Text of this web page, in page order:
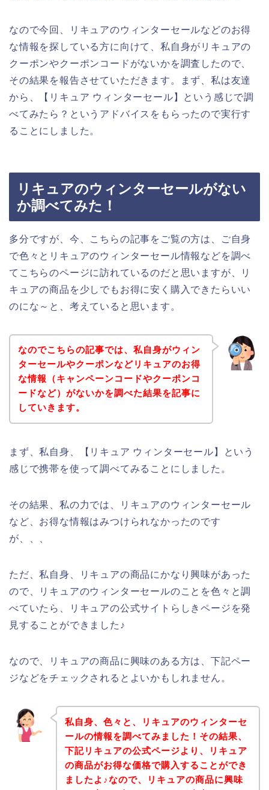
なので今回、リキュアのウィンターセールなどのお得
な情報を探している方に向けて、私自身がリキュアの
クーポンやクーポンコードがないかを調査したので、
その結果を報告させていただきます。まず、私は友達
から、【リキュア ウィンターセール】という感じで調
べてみたら？というアドバイスをもらったので実行す
ることにしました。
リキュアのウィンターセールがない
か調べてみた！
多分ですが、今、こちらの記事をご覧の方は、ご自身
で色々とリキュアのウィンターセール情報などを調べ
てこちらのページに訪れているのだと思いますが、リ
キュアの商品を少しでもお得に安く購入できたらいい
のにな～と、考えていると思います。
なのでこちらの記事では、私自身がウィン
ターセールやクーポンなどリキュアのお得
な情報（キャンペーンコードやクーポンコ
ードなど）がないかを調べた結果を記事に
していきます。
まず、私自身、【リキュア ウィンターセール】という
感じで携帯を使って調べてみることにしました。
その結果、私の力では、リキュアのウィンターセール
など、お得な情報はみつけられなかったのです
が、、、
ただ、私自身、リキュアの商品にかなり興味があった
ので、リキュアのウィンターセールのことを色々と調
べていたら、リキュアの公式サイトらしきページを発
見することができました♪
なので、リキュアの商品に興味のある方は、下記ペー
ジなどをチェックされるとよいかもしれません。
私自身、色々と、リキュアのウィンターセ
ールの情報を調べてみました！その結果、
下記リキュアの公式ページより、リキュア
の商品がお得な価格で購入することができ
ましたよ♪なので、リキュアの商品に興味